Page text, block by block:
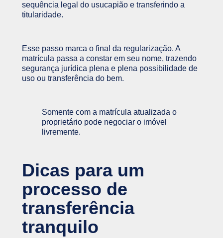
sequência legal do usucapião e transferindo a
titularidade.
Esse passo marca o final da regularização. A
matrícula passa a constar em seu nome, trazendo
segurança jurídica plena e plena possibilidade de
uso ou transferência do bem.
Somente com a matrícula atualizada o
proprietário pode negociar o imóvel
livremente.
Dicas para um
processo de
transferência
tranquilo